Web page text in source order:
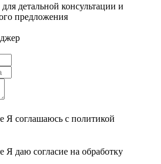
детальной консультации и
предложения
Я соглашаюсь с политикой
Я даю согласие на обработку